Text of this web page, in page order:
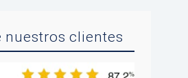
nuestros clientes